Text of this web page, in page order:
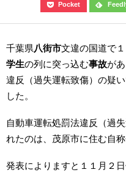
Pocket
千葉県八街市文違の国道で１
学生の列に突っ込む事故が
違反（過失運転致傷）の疑
した。
自動車運転処罰法違反（過
れたのは、茂原市に住む自
発表によりますと１１月２